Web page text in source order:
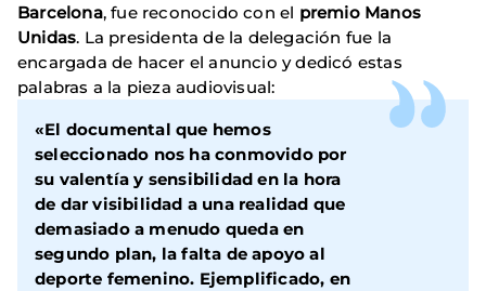
Barcelona, fue reconocido con el premio Manos
Unidas. La presidenta de la delegación fue la
encargada de hacer el anuncio y dedicó estas
palabras a la pieza audiovisual:
«El documental que hemos
seleccionado nos ha conmovido por
su valentía y sensibilidad en la hora
de dar visibilidad a una realidad que
demasiado a menudo queda en
segundo plan, lafalta de apoyo al
deporte femenino. Ejemplificado, en